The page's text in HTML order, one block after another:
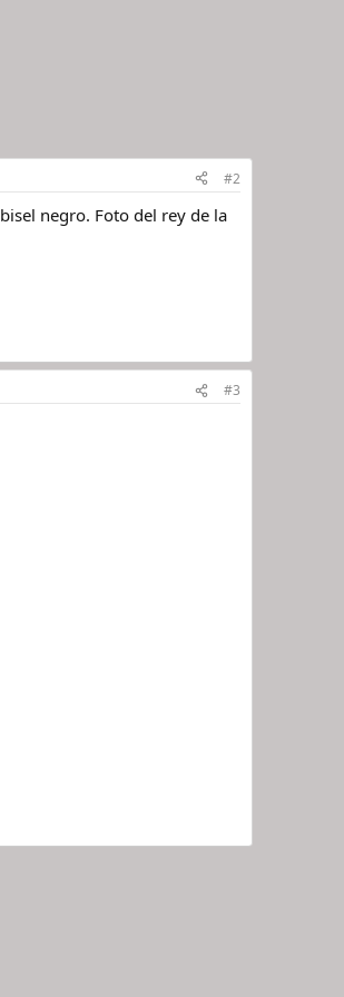
#2
negro. Foto del rey de la
#3